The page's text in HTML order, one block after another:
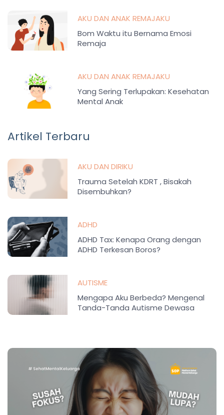
AKU DAN ANAK REMAJAKU
Bom Waktu itu Bernama Emosi
Remaja
AKU DAN ANAK REMAJAKU
Yang Sering Terlupakan: Kesehatan
Mental Anak
Artikel Terbaru
AKU DAN DIRIKU
Trauma Setelah KDRT , Bisakah
Disembuhkan?
ADHD
ADHD Tax: Kenapa Orang dengan
ADHD Terkesan Boros?
AUTISME
Mengapa Aku Berbeda? Mengenal
Tanda-Tanda Autisme Dewasa